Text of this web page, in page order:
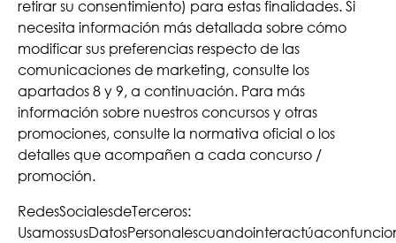
retirar su consentimiento) para estas finalidades. Si
necesita información más detallada sobre cómo
modificar sus preferencias respecto de las
comunicaciones de marketing, consulte los
apartados 8 y 9, a continuación. Para más
información sobre nuestros concursos y otras
promociones, consulte la normativa oficial o los
detalles que acompañen a cada concurso /
promoción.
RedesSocialesdeTerceros: